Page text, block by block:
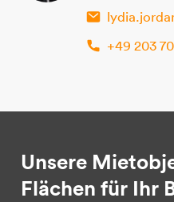
+49 203
Unsere
Flächen für Ihr